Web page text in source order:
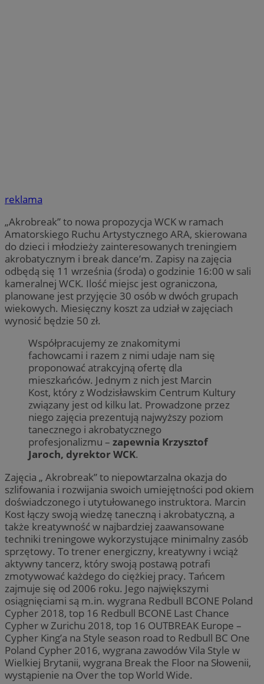
reklama
„Akrobreak” to nowa propozycja WCK w ramach
Amatorskiego Ruchu Artystycznego ARA, skierowana
do dzieci i młodzieży zainteresowanych treningiem
akrobatycznym i break dance’m. Zapisy na zajęcia
odbędą się 11 września (środa) o godzinie 16:00 w sali
kameralnej WCK. Ilość miejsc jest ograniczona,
planowane jest przyjęcie 30 osób w dwóch grupach
wiekowych. Miesięczny koszt za udział w zajęciach
wynosić będzie 50 zł.
Współpracujemy ze znakomitymi
fachowcami i razem z nimi udaje nam się
proponować atrakcyjną ofertę dla
mieszkańców. Jednym z nich jest Marcin
Kost, który z Wodzisławskim Centrum Kultury
związany jest od kilku lat. Prowadzone przez
niego zajęcia prezentują najwyższy poziom
tanecznego i akrobatycznego
profesjonalizmu – zapewnia Krzysztof
Jaroch, dyrektor WCK.
Zajęcia „ Akrobreak” to niepowtarzalna okazja do
szlifowania i rozwijania swoich umiejętności pod okiem
doświadczonego i utytułowanego instruktora. Marcin
Kost łączy swoją wiedzę taneczną i akrobatyczną, a
także kreatywność w najbardziej zaawansowane
techniki treningowe wykorzystujące minimalny zasób
sprzętowy. To trener energiczny, kreatywny i wciąż
aktywny tancerz, który swoją postawą potrafi
zmotywować każdego do ciężkiej pracy. Tańcem
zajmuje się od 2006 roku. Jego największymi
osiągnięciami są m.in. wygrana Redbull BCONE Poland
Cypher 2018, top 16 Redbull BCONE Last Chance
Cypher w Zurichu 2018, top 16 OUTBREAK Europe –
Cypher King’a na Style season road to Redbull BC One
Poland Cypher 2016, wygrana zawodów Vila Style w
Wielkiej Brytanii, wygrana Break the Floor na Słowenii,
wystąpienie na Over the top World Wide.